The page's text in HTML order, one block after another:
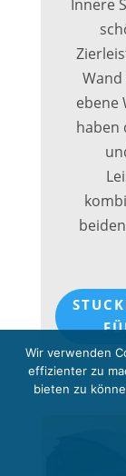
Innere
ebene
haben
Wir verwenden
effizienter zu
bieten zu